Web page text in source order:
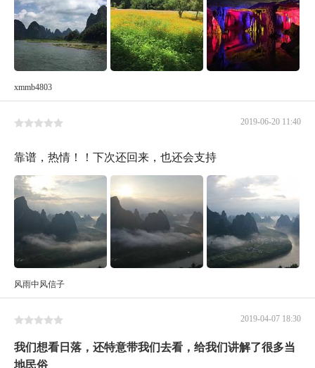
xmmb4803
2019-06-20 11:40
靠谱，热情！！下次还回来，也还会支持
风雨中风信子
2019-04-07 18:30
我们想看日落，还特意带我们去看，给我们讲解了很多当
地民俗